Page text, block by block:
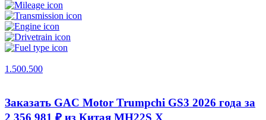
1.500.500
Заказать GAC Motor Trumpchi GS3 2026 года за
2 356 981 ₽ из Китая MH22S X